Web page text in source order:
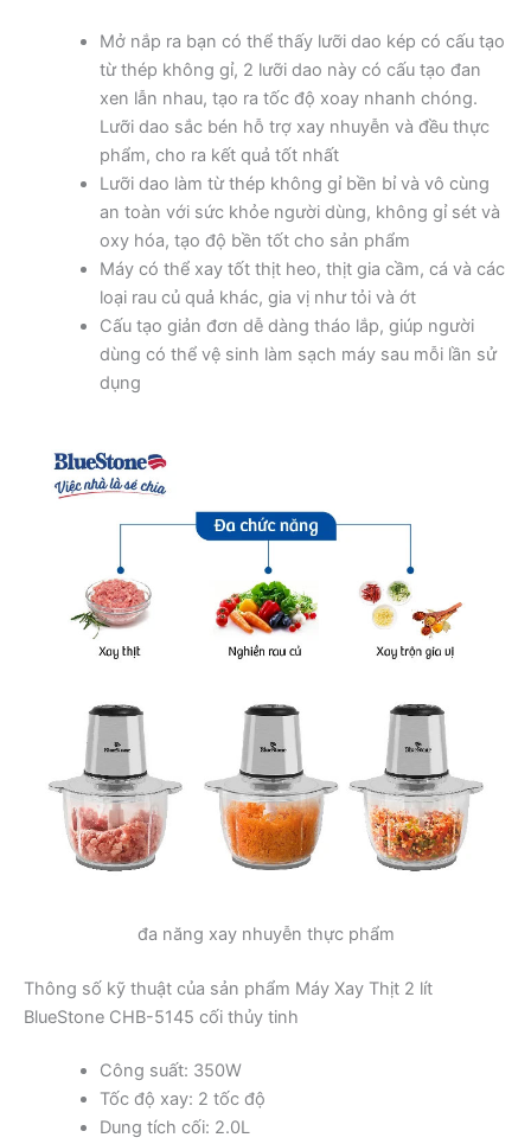
Mở nắp ra bạn có thể thấy lưỡi dao kép có cấu tạo
từ thép không gỉ, 2 lưỡi dao này có cấu tạo đan
xen lẫn nhau, tạo ra tốc độ xoay nhanh chóng.
Lưỡi dao sắc bén hỗ trợ xay nhuyễn và đều thực
phẩm, cho ra kết quả tốt nhất
Lưỡi dao làm từ thép không gỉ bền bỉ và vô cùng
an toàn với sức khỏe người dùng, không gỉ sét và
oxy hóa, tạo độ bền tốt cho sản phẩm
Máy có thể xay tốt thịt heo, thịt gia cầm, cá và các
loại rau củ quả khác, gia vị như tỏi và ớt
Cấu tạo giản đơn dễ dàng tháo lắp, giúp người
dùng có thể vệ sinh làm sạch máy sau mỗi lần sử
dụng
đa năng xay nhuyễn thực phẩm
Thông số kỹ thuật của sản phẩm Máy Xay Thịt 2 lít
BlueStone CHB-5145 cối thủy tinh
Công suất: 350W
Tốc độ xay: 2 tốc độ
Dung tích cối: 2.0L